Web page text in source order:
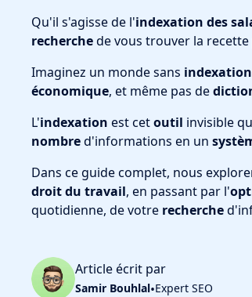
Qu'il s'agisse de l'indexation des
recherchede vous trouver la
Imaginez un monde sans indexation
économique, et même pas de
L'indexation est cetoutil invisible
nombred'informations en un
Dans ce guide complet, nous
droit du travail, en passant par l'
quotidienne, de votre recherche
Article écrit par
Samir Bouhlal•Expert SEO